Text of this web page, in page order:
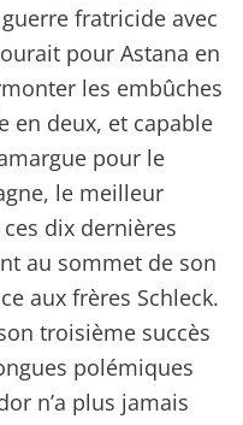
fratricide avec
pour Astana en
les embûches
en deux, et capable
pour le
le meilleur
dix dernières
au sommet de son
aux frères Schleck.
troisième succès
polémiques
n’a plus jamais